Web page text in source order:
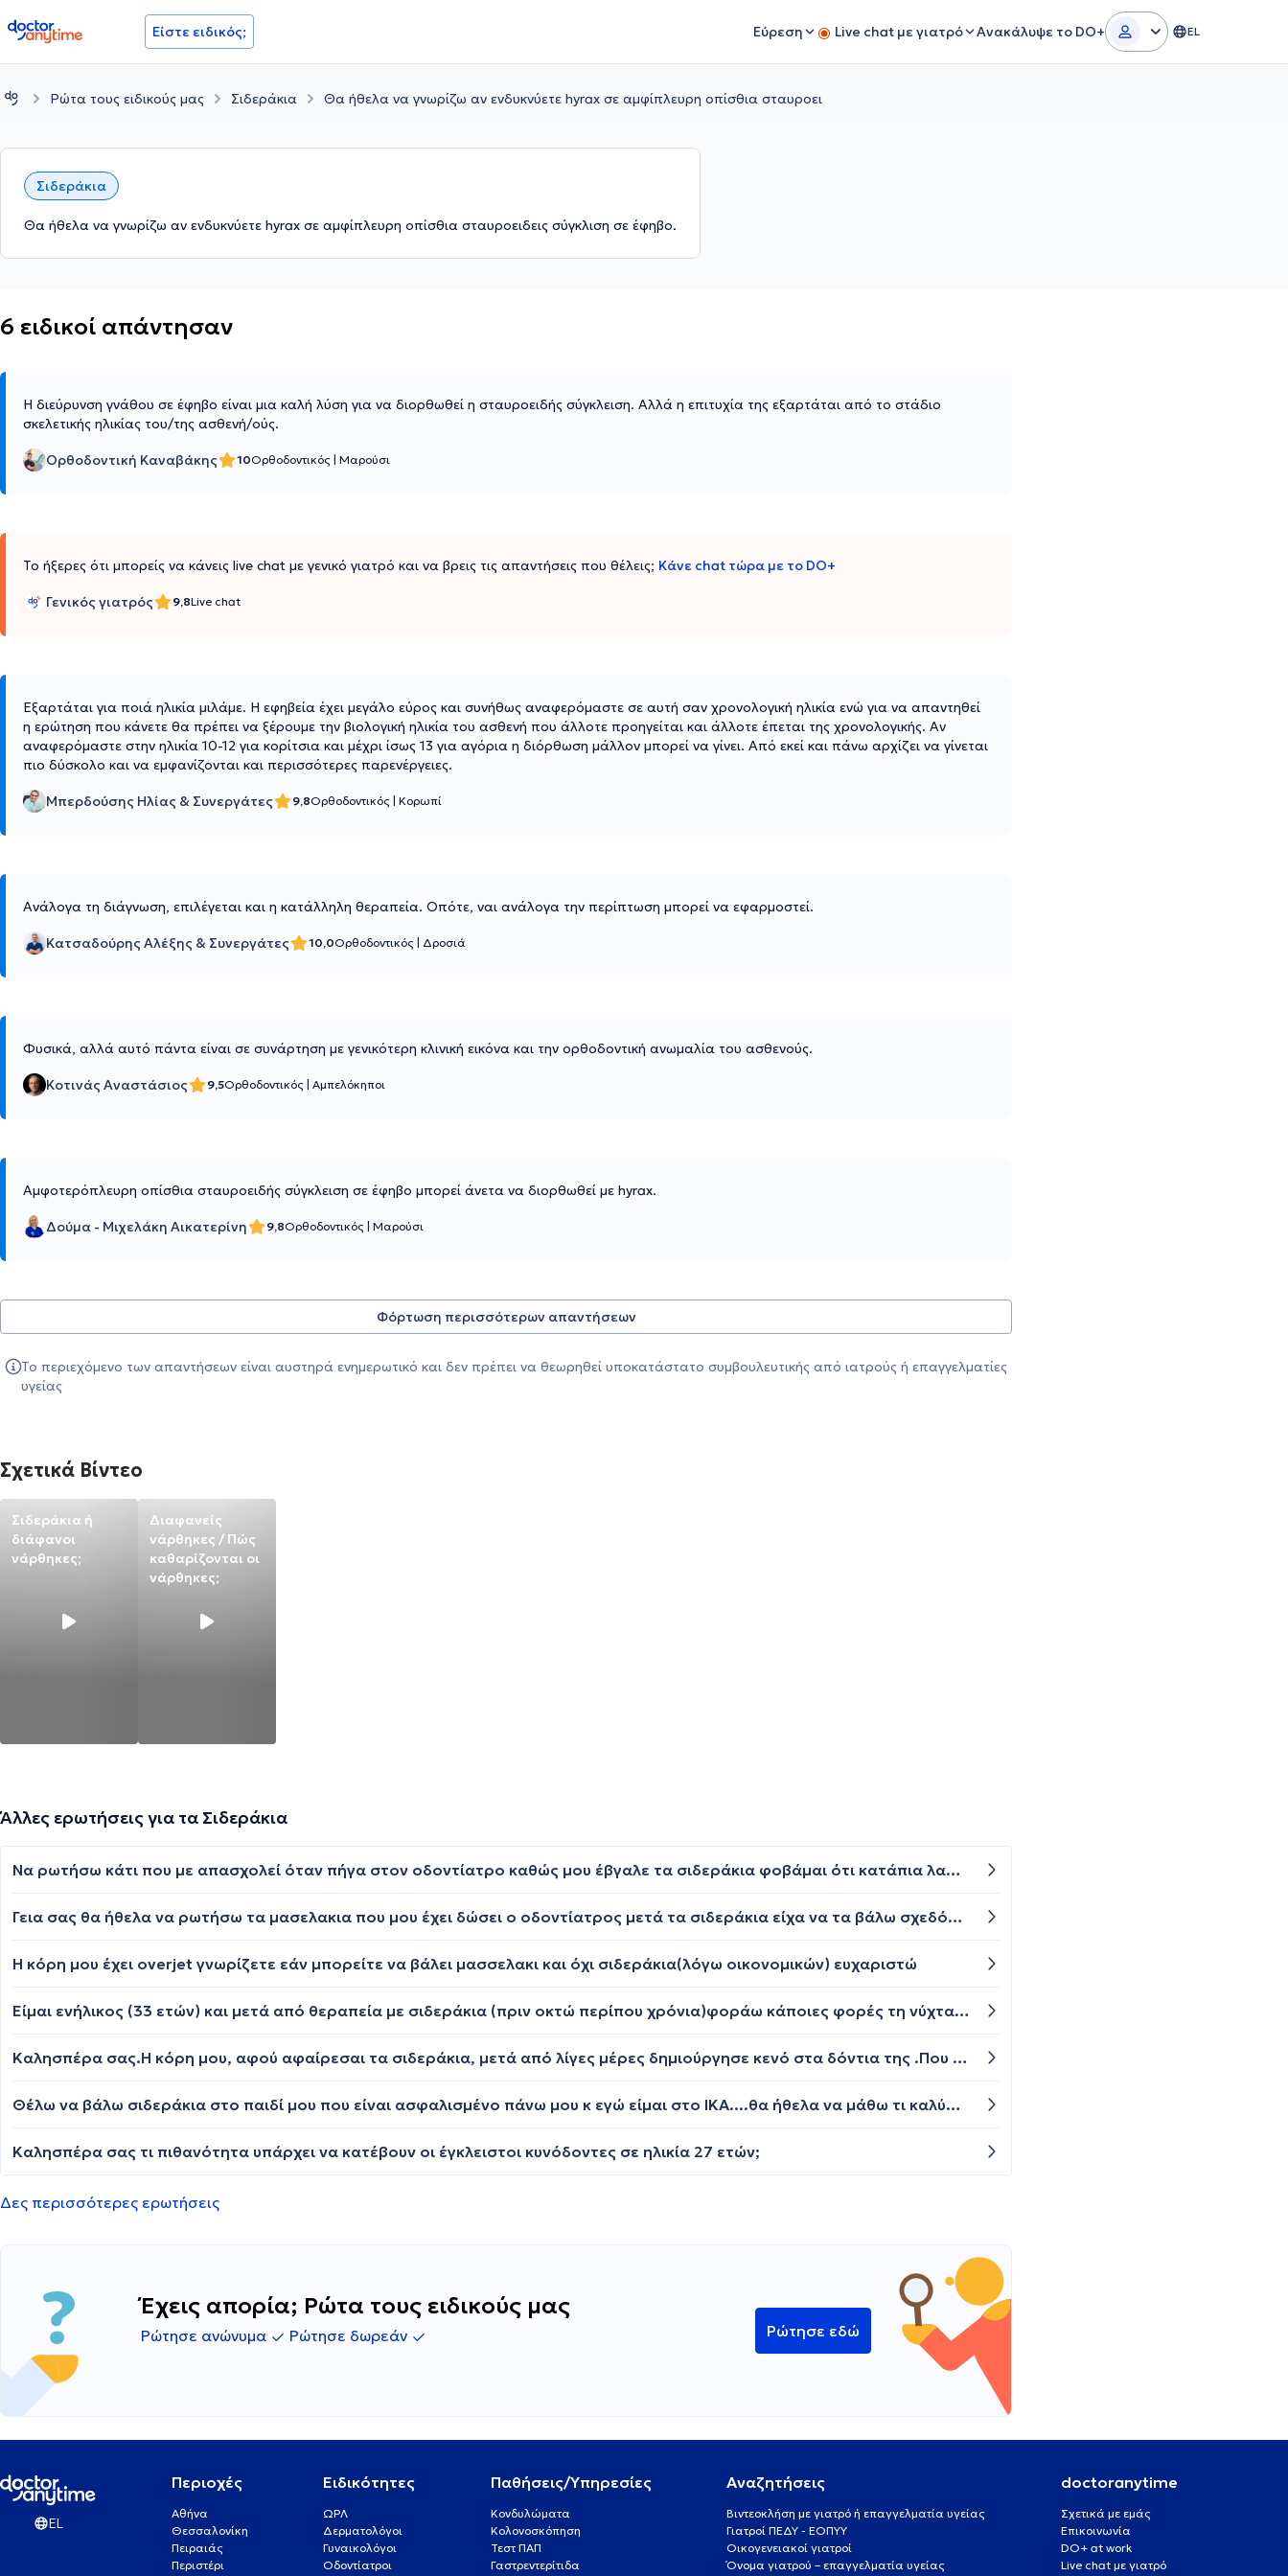
doctoranytime Είστε ειδικός; Εύρεση Live chat με γιατρό Ανακάλυψε το DO+ EL
Ρώτα τους ειδικούς μας Σιδεράκια Θα ήθελα να γνωρίζω αν ενδυκνύετε hyrax σε αμφίπλευρη οπίσθια σταυροει
Σιδεράκια
Θα ήθελα να γνωρίζω αν ενδυκνύετε hyrax σε αμφίπλευρη οπίσθια σταυροειδεις σύγκλιση σε έφηβο.
6 ειδικοί απάντησαν
Η διεύρυνση γνάθου σε έφηβο είναι μια καλή λύση για να διορθωθεί η σταυροειδής σύγκλειση. Αλλά η επιτυχία της εξαρτάται από το στάδιο
σκελετικής ηλικίας του/της ασθενή/ούς.
Ορθοδοντική Καναβάκης 10Ορθοδοντικός Μαρούσι
Το ήξερες ότι μπορείς να κάνεις live chat με γενικό γιατρό και να βρεις τις απαντήσεις που θέλεις; Κάνε chat τώρα με το DO+
Γενικός γιατρός 9,8Live chat
Εξαρτάται για ποιά ηλικία μιλάμε. Η εφηβεία έχει μεγάλο εύρος και συνήθως αναφερόμαστε σε αυτή σαν χρονολογική ηλικία ενώ για να απαντηθεί
η ερώτηση που κάνετε θα πρέπει να ξέρουμε την βιολογική ηλικία του ασθενή που άλλοτε προηγείται και άλλοτε έπεται της χρονολογικής. Αν
αναφερόμαστε στην ηλικία 10-12 για κορίτσια και μέχρι ίσως 13 για αγόρια η διόρθωση μάλλον μπορεί να γίνει. Από εκεί και πάνω αρχίζει να γίνεται
πιο δύσκολο και να εμφανίζονται και περισσότερες παρενέργειες.
Μπερδούσης Ηλίας & Συνεργάτες 9,8Ορθοδοντικός Κορωπί
Ανάλογα τη διάγνωση, επιλέγεται και η κατάλληλη θεραπεία. Οπότε, ναι ανάλογα την περίπτωση μπορεί να εφαρμοστεί.
Κατσαδούρης Αλέξης & Συνεργάτες 10,0Ορθοδοντικός Δροσιά
Φυσικά, αλλά αυτό πάντα είναι σε συνάρτηση με γενικότερη κλινική εικόνα και την ορθοδοντική ανωμαλία του ασθενούς.
Κοτινάς Αναστάσιος 9,5Ορθοδοντικός Αμπελόκηποι
Αμφοτερόπλευρη οπίσθια σταυροειδής σύγκλειση σε έφηβο μπορεί άνετα να διορθωθεί με hyrax.
Δούμα - Μιχελάκη Αικατερίνη 9,8Ορθοδοντικός Μαρούσι
Φόρτωση περισσότερων απαντήσεων
Το περιεχόμενο των απαντήσεων είναι αυστηρά ενημερωτικό και δεν πρέπει να θεωρηθεί υποκατάστατο συμβουλευτικής από ιατρούς ή επαγγελματίες
υγείας
Σχετικά Βίντεο
Σιδεράκια ή
διάφανοι
νάρθηκες;
Διαφανείς
νάρθηκες / Πώς
καθαρίζονται οι
νάρθηκες;
Άλλες ερωτήσεις για τα Σιδεράκια
Να ρωτήσω κάτι που με απασχολεί όταν πήγα στον οδοντίατρο καθώς μου έβγαλε τα σιδεράκια φοβάμαι ότι κατάπια λαστιχάκι και νιώθω κάπως τον λαιμό μου
Γεια σας θα ήθελα να ρωτήσω τα μασελακια που μου έχει δώσει ο οδοντίατρος μετά τα σιδεράκια είχα να τα βάλω σχεδόν 5 χρόνια και μου τοποθετούνται ξανά και δεν νιώθω ιδιαίτερο μεγάλο πόνο μπορώ να τα ξαναφοραω;
Η κόρη μου έχει overjet γνωρίζετε εάν μπορείτε να βάλει μασσελακι και όχι σιδεράκια(λόγω οικονομικών) ευχαριστώ
Είμαι ενήλικος (33 ετών) και μετά από θεραπεία με σιδεράκια (πριν οκτώ περίπου χρόνια)φοράω κάποιες φορές τη νύχτα μασελακι για διατήρηση του αποτελέσματος. Μου έπεσε η θήκη με τα μασελακια και έσπασαν. Μου πήρε μέτρα η οδοντίατρος αλλά είχε ένα ατύχημα και εδώ και δύο μήνες δεν τα έχω παραλάβει. Υπάρχει περίπτωση να στραβωσουν πάλι?
Καλησπέρα σας.Η κόρη μου, αφού αφαίρεσαι τα σιδεράκια, μετά από λίγες μέρες δημιούργησε κενό στα δόντια της .Που οφείλεται αυτό;
Θέλω να βάλω σιδεράκια στο παιδί μου που είναι ασφαλισμένο πάνω μου κ εγώ είμαι στο ΙΚΑ....θα ήθελα να μάθω τι καλύπτει το ταμείο μου κ πως μπορώ να κινηθώ
Καλησπέρα σας τι πιθανότητα υπάρχει να κατέβουν οι έγκλειστοι κυνόδοντες σε ηλικία 27 ετών;
Δες περισσότερες ερωτήσεις
Έχεις απορία; Ρώτα τους ειδικούς μας
Ρώτησε ανώνυμα Ρώτησε δωρεάν Ρώτησε εδώ
EL
Περιοχές
Αθήνα
Θεσσαλονίκη
Πειραιάς
Περιστέρι
Ειδικότητες
ΩΡΛ
Δερματολόγοι
Γυναικολόγοι
Οδοντίατροι
Παθήσεις/Υπηρεσίες
Κονδυλώματα
Κολονοσκόπηση
Τεστ ΠΑΠ
Γαστρεντερίτιδα
Αναζητήσεις
Βιντεοκλήση με γιατρό ή επαγγελματία υγείας
Γιατροί ΠΕΔΥ - ΕΟΠΥΥ
Οικογενειακοί γιατροί
Όνομα γιατρού – επαγγελματία υγείας
doctoranytime
Σχετικά με εμάς
Επικοινωνία
DO+ at work
Live chat με γιατρό